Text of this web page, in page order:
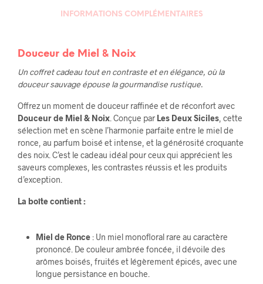
INFORMATIONS COMPLÉMENTAIRES
Douceur de Miel & Noix
Un coffret cadeau tout en contraste et en élégance, où la
douceur sauvage épouse la gourmandise rustique.
Offrez un moment de douceur raffinée et de réconfort avec
Douceur de Miel & Noix . Conçue par Les Deux Siciles , cette
sélection met en scène l’harmonie parfaite entre le miel de
ronce, au parfum boisé et intense, et la générosité croquante
des noix. C’est le cadeau idéal pour ceux qui apprécient les
saveurs complexes, les contrastes réussis et les produits
d’exception.
La boîte contient :
Miel de Ronce: Un miel monofloral rare au caractère
prononcé. De couleur ambrée foncée, il dévoile des
arômes boisés, fruités et légèrement épicés, avec une
longue persistance en bouche.